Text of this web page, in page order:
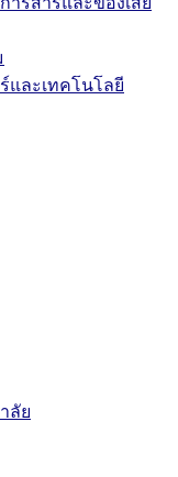
และเทคโนโลยี
ลัย